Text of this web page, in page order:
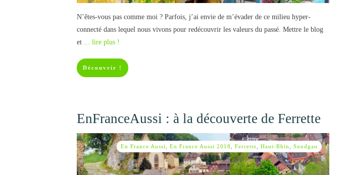
N’êtes-vous pas comme moi ? Parfois, j’ai envie de m’évader de ce milieu hyper-
connecté dans lequel nous vivons pour redécouvrir les valeurs du passé. Mettre le blog
et ... lire plus !
Découvrir !
EnFranceAussi : à la découverte de Ferrette
En France Aussi En France Aussi 2018 Ferrette Haut-Rhin Sundgau